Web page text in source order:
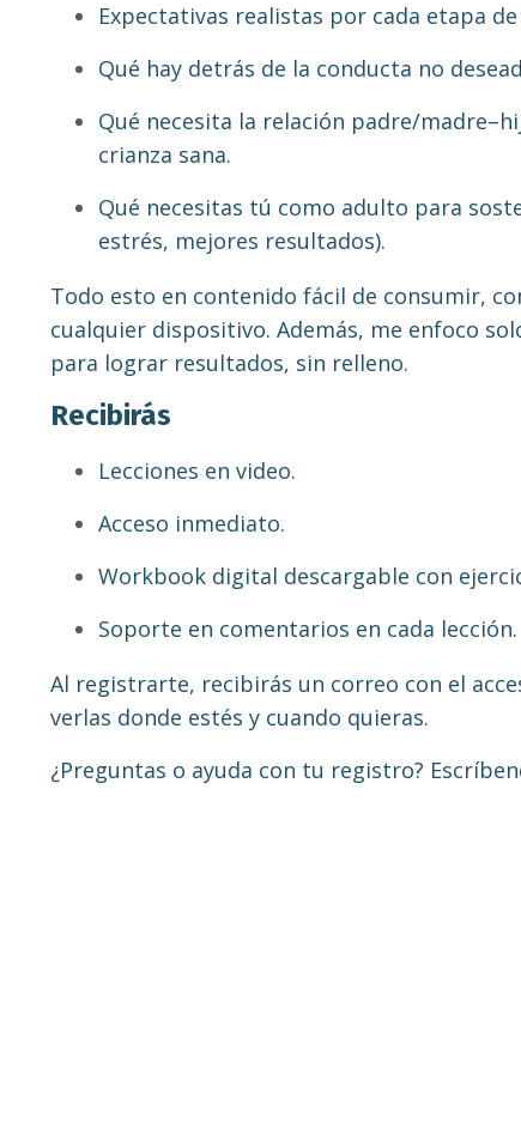
Expectativas realistas por cada etapa
Qué hay detrás de la conducta no
Qué necesita la relación padre/
crianza sana.
Qué necesitas tú como adulto para
estrés, mejores resultados).
Todo esto en contenido fácil de consumir,
cualquier dispositivo. Además, me enfoco
para lograr resultados, sin relleno.
Recibirás
Lecciones en video.
Acceso inmediato.
Workbook digital descargable con
Soporte en comentarios en cada lección.
Al registrarte, recibirás un correo con el
verlas donde estés y cuando quieras.
¿Preguntas o ayuda con tu registro?